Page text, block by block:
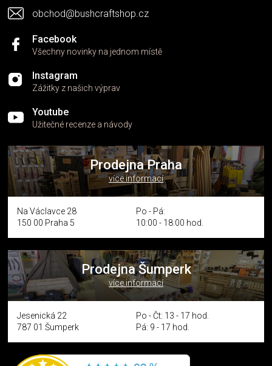
obchod@bushcraftshop.cz
Facebook
Všechny novinky na jednom místě
Instagram
Zážitky z našich výprav
Youtube
Užitečné recenze a návody
Prodejna Praha
více informací
Na Václavce 28
150 00 Praha 5
Po - Pá:
10:00 - 18:00 hod.
Prodejna Šumperk
více informací
Jesenická 22
787 01 Šumperk
Po - Čt: 13 - 17 hod.
Pá: 9 - 17 hod.